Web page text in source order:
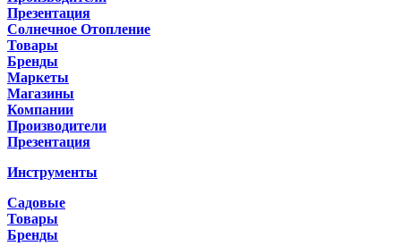
Презентация
Солнечное Отопление
Товары
Бренды
Маркеты
Магазины
Компании
Производители
Презентация
Инструменты
Садовые
Товары
Бренды